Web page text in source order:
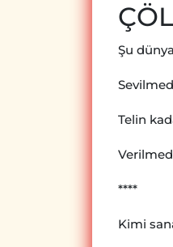
Şu
Telin
****
Kimi